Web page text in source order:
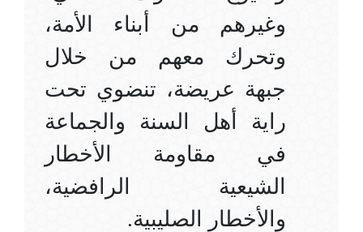
وغيرهم من أبناء الأمة،
وتحرك معهم من خلال
جبهة عريضة، تنضوي تحت
راية أهل السنة والجماعة
في مقاومة الأخطار
الشيعية الرافضية،
والأخطار الصليبية.